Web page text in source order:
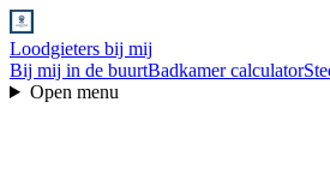
Loodgieters bij mij
Bij mij in de buurtBadkamer calculator
Open menu